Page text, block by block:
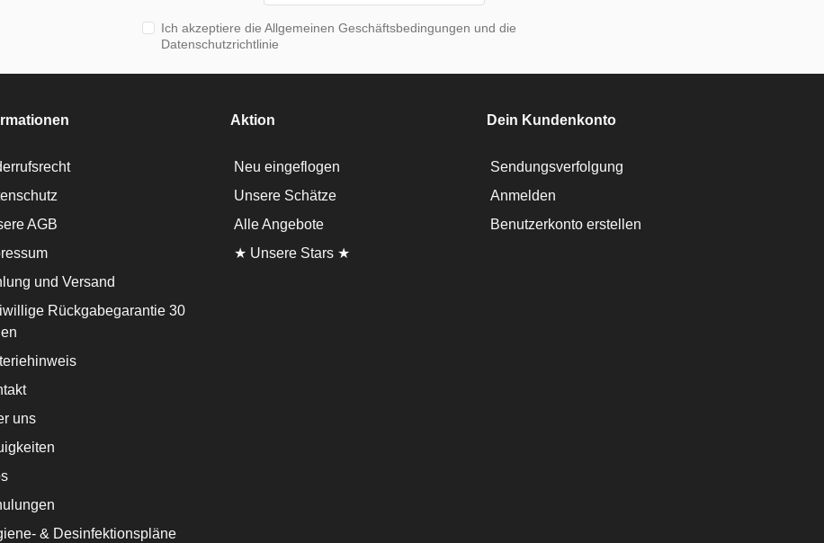
Ich akzeptiere die Allgemeinen Geschäftsbedingungen und die
Datenschutzrichtlinie
AGB
und Versand
Rückgabegarantie 30
uns
& Desinfektionspläne
Aktion
Neu eingeflogen
Unsere Schätze
Alle Angebote
★ Unsere Stars ★
Dein Kundenkonto
Sendungsverfolgung
Anmelden
Benutzerkonto erstellen